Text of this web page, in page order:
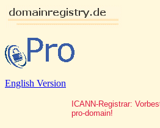
English Version
ICANN-Registrar:
pro-domain!